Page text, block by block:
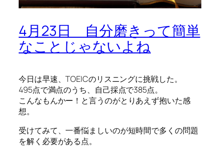
4月23日 自分磨きって簡単
なことじゃないよね
今日は早速、TOEICのリスニングに挑戦した。
495点で満点のうち、自己採点で385点。
こんなもんかー！と言うのがとりあえず抱いた感
想。
受けてみて、一番悩ましいのが短時間で多くの問題
を解く必要がある点。